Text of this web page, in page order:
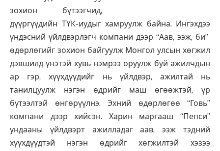
зохион бүтээгчид,
дүүргүүдийн ТҮК-иудыг хамруулж байна. Ингэхдээ
үндэсний үйлдвэрлэгч компани дээр “Аав, ээж, би”
өдөрлөгийг зохион байгуулж Монгол улсын хөгжил
дэвшилд үнэтэй хувь нэмрээ оруулж буй ажилчдын
ар гэр, хүүхдүүдийг нь үйлдвэр, ажилтай нь
танилцуулж нэгэн өдрийг маш өгөөжтэй, үр
бүтээлтэй өнгөрүүлнэ. Эхний өдөрлөгөө “Говь”
компани дээр хийсэн. Харин маргааш “Пепси”
ундааны үйлдвэрт ажилладаг аав, ээж тэдний
хүүхдүүдтэй нэгэн өдрийг хөгжилтэй хэзээ